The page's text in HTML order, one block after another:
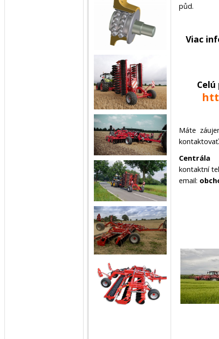
půd.
Viac
Máte
kontaktovať.
Centrála
kontaktní
email: